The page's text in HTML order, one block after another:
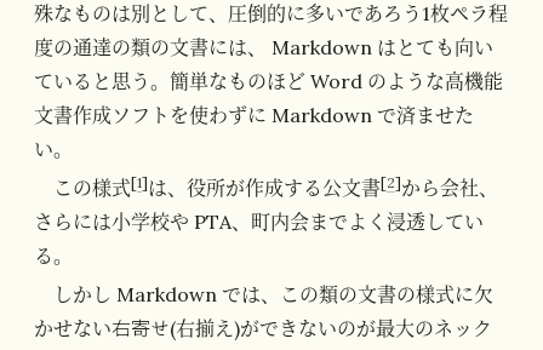
殊なものは別として、圧倒的に多いであろう1枚ペラ程
度の通達の類の文書には、 Markdown はとても向い
ていると思う。簡単なものほど Word のような高機能
文書作成ソフトを使わずに Markdown で済ませた
い。
この様式[1]は、役所が作成する公文書[2]から会社、
さらには小学校や PTA、町内会までよく浸透してい
る。
しかし Markdown では、この類の文書の様式に欠
かせない右寄せ(右揃え)ができないのが最大のネック